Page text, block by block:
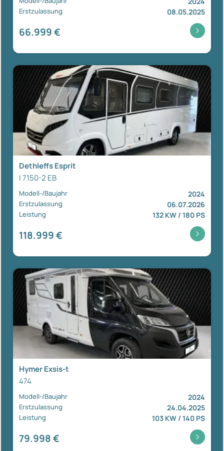
Erstzulassung 08.05.2025
66.999 €
Dethleffs Esprit
I 7150-2 EB
Modell-/Baujahr 2024
Erstzulassung 06.07.2026
Leistung 132 KW / 180 PS
118.999 €
Hymer Exsis-t
474
Modell-/Baujahr 2024
Erstzulassung 24.04.2025
Leistung 103 KW / 140 PS
79.998 €